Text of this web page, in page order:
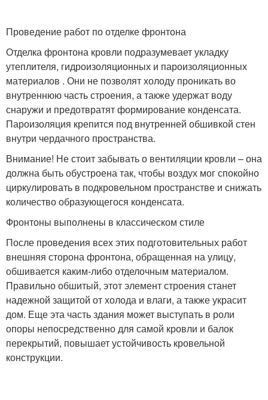
Проведение работ по отделке фронтона
Отделка фронтона кровли подразумевает укладку
утеплителя, гидроизоляционных и пароизоляционных
материалов . Они не позволят холоду проникать во
внутреннюю часть строения, а также удержат воду
снаружи и предотвратят формирование конденсата.
Пароизоляция крепится под внутренней обшивкой стен
внутри чердачного пространства.
Внимание! Не стоит забывать о вентиляции кровли – она
должна быть обустроена так, чтобы воздух мог спокойно
циркулировать в подкровельном пространстве и снижать
количество образующегося конденсата.
Фронтоны выполнены в классическом стиле
После проведения всех этих подготовительных работ
внешняя сторона фронтона, обращенная на улицу,
обшивается каким-либо отделочным материалом.
Правильно обшитый, этот элемент строения станет
надежной защитой от холода и влаги, а также украсит
дом. Еще эта часть здания может выступать в роли
опоры непосредственно для самой кровли и балок
перекрытий, повышает устойчивость кровельной
конструкции.